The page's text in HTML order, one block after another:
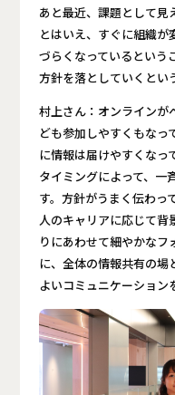
あと最近、課題として見
とはいえ、すぐに組織が
づらくなっているという
方針を落としていくとい
村上さん：オンラインが
ども参加しやすくもなっ
に情報は届けやすくなっ
タイミングによって、一
す。方針がうまく伝わっ
人のキャリアに応じて背
りにあわせて細やかなフ
に、全体の情報共有の場
よいコミュニケーション